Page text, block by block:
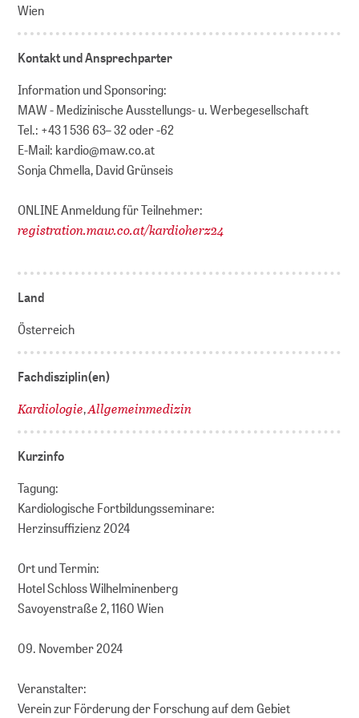
Wien
Kontakt und Ansprechparter
Information und Sponsoring:
MAW - Medizinische Ausstellungs- u. Werbegesellschaft
Tel.: +43 1 536 63– 32 oder -62
E-Mail: kardio@maw.co.at
Sonja Chmella, David Grünseis
ONLINE Anmeldung für Teilnehmer:
registration.maw.co.at/kardioherz24
Land
Österreich
Fachdisziplin(en)
Kardiologie,Allgemeinmedizin
Kurzinfo
Tagung:
Kardiologische Fortbildungsseminare:
Herzinsuffizienz 2024
Ort und Termin:
Hotel Schloss Wilhelminenberg
Savoyenstraße 2, 1160 Wien
09. November 2024
Veranstalter:
Verein zur Förderung der Forschung auf dem Gebiet